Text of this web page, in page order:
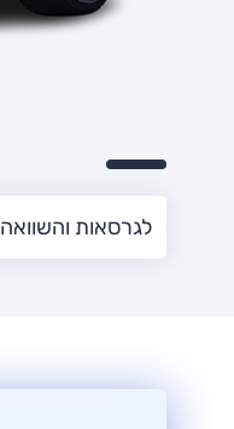
לגרסאות והשוואה